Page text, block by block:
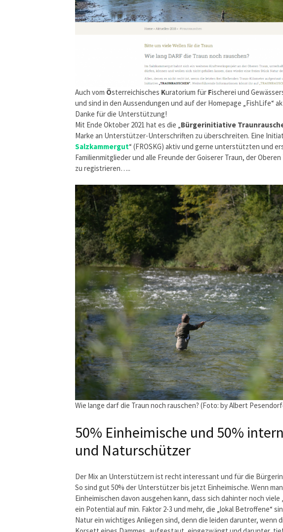
Auch vom Österreichisches Kuratorium für Fischerei und
und sind in den Aussendungen und auf der Homepage „FishLife“
Danke für die Unterstützung!
Mit Ende Oktober 2021 hat es die „ Bürgerinitiative
Marke an Unterstützer-Unterschriften zu überschreiten. Eine
Salzkammergut“ (FROSKG) aktiv und gerne unterstützten und
Familienmitglieder und alle Freunde der Goiserer Traun, der
zu registrieren…..
Wie lange darf die Traun noch rauschen? (Foto: by Albert
50% Einheimische und 50%
und Naturschützer
Der Mix an Unterstützern ist recht interessant und für die
So sind gut 50% der Unterstützer bis jetzt Einheimische. Wenn
Einheimischen davon ausgehen kann, dass sich dahinter noch
ein Potential auf min. Faktor 2-3 und mehr, die „lokal Betroffene“
Natur ein wichtiges Anliegen sind, denn die leiden darunter, wenn